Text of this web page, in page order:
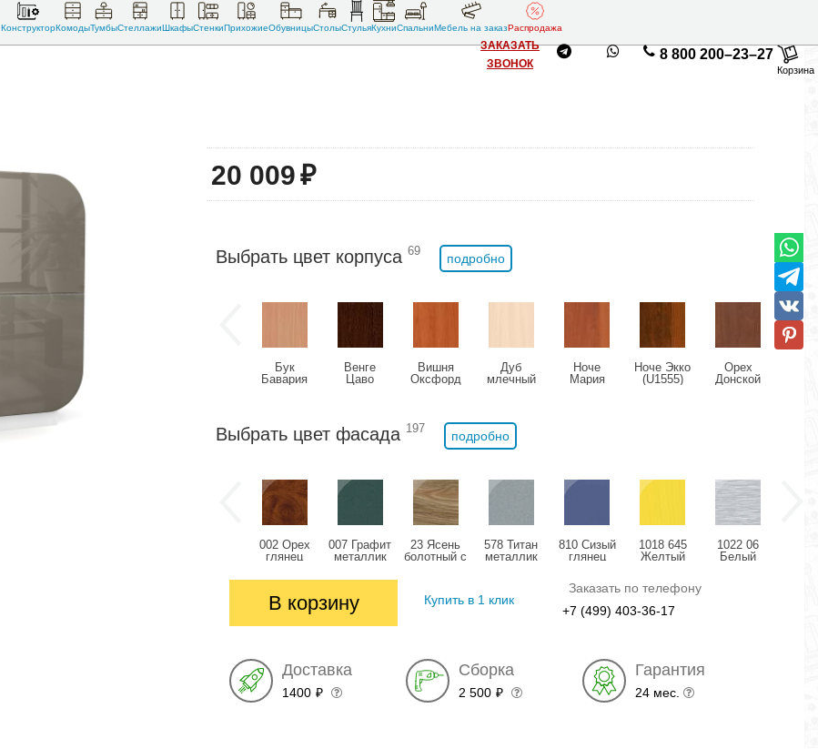
КонструкторКомодыТумбыСтеллажиШкафыСтенкиПрихожиеОбувницыСтолыСтульяКухниСпальниМебель на заказРаспродажа
ЗАКАЗАТЬ
ЗВОНОК
8 800 200–23–27
Корзина
20 009₽
Выбрать цвет корпуса 69
подробно
Бук
Бавария
Венге
Цаво
Вишня
Оксфорд
Дуб
млечный
Ноче
Мария
Ноче Экко
(U1555)
Орех
Донской
Выбрать цвет фасада 197
подробно
002 Орех
глянец
007 Графит
металлик
23 Ясень
болотный с
578 Титан
металлик
810 Сизый
глянец
1018 645
Желтый
глянец
1022 06
Белый
В корзину Купить в 1 клик
Заказать по телефону
+7 (499) 403-36-17
Доставка
1400 ₽
Сборка
2 500 ₽
Гарантия
24 мес.